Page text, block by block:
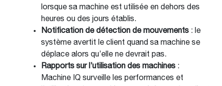
lorsque sa machine est utilisée en dehors des
heures ou des jours établis.
Notification de détection de mouvements : le
système avertit le client quand sa machine se
déplace alors qu’elle ne devrait pas.
Rapports sur l’utilisation des machines :
Machine IQ surveille les performances et